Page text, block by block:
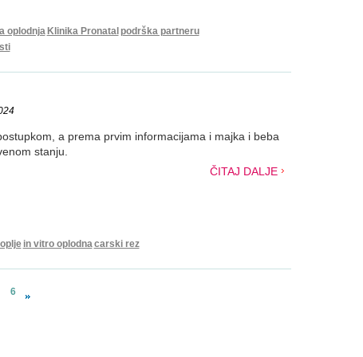
oplodnja Klinika Pronatal podrška partneru
a prema prvim informacijama i majka i beba
stanju.
ČITAJ DALJE
in vitro oplodnacarski rez
6